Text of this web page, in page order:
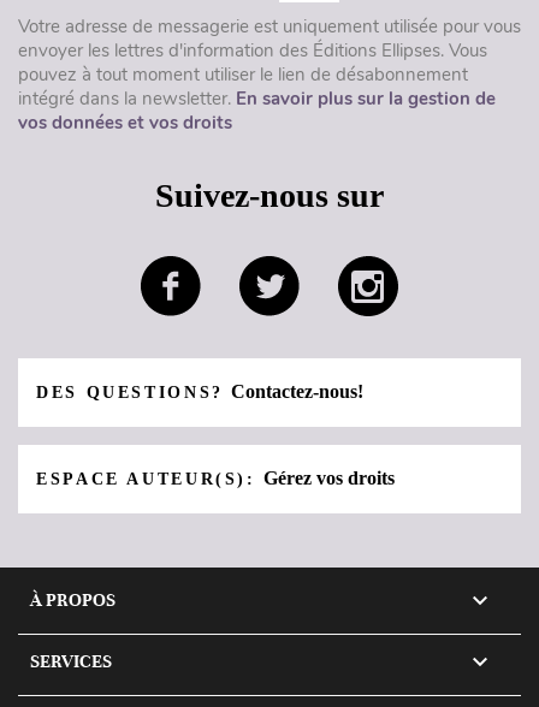
Votre adresse de messagerie est uniquement utilisée pour vous
envoyer les lettres d'information des Éditions Ellipses. Vous
pouvez à tout moment utiliser le lien de désabonnement
intégré dans la newsletter. En savoir plus sur la gestion de
vos données et vos droits
Suivez-nous sur
DES QUESTIONS?Contactez-nous!
ESPACE AUTEUR(S):Gérez vos droits
À PROPOS 
SERVICES 